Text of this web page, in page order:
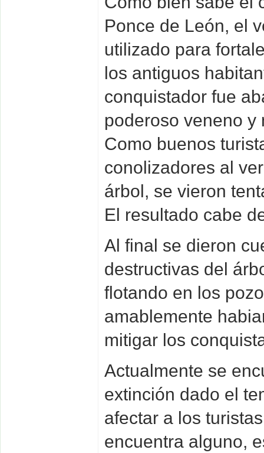
Ponce de León, el
utilizado para
los antiguos
conquistador fue
poderoso veneno y
Como buenos
conolizadores al
árbol, se vieron
El resultado cabe
Al final se dieron
destructivas del
flotando en los
amablemente
mitigar los
Actualmente se
extinción dado el
afectar a los
encuentra alguno,